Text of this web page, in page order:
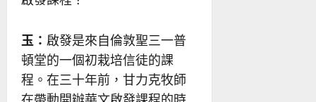
玉： 啟發是來自倫敦聖三一普
頓堂的一個初栽培信徒的課
程。在三十年前，甘力克牧師